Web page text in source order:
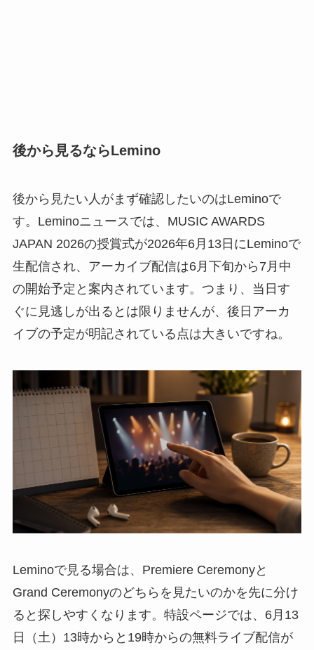
後から見るならLemino
後から見たい人がまず確認したいのはLeminoで
す。Leminoニュースでは、MUSIC AWARDS
JAPAN 2026の授賞式が2026年6月13日にLeminoで
生配信され、アーカイブ配信は6月下旬から7月中
の開始予定と案内されています。つまり、当日す
ぐに見逃しが出るとは限りませんが、後日アーカ
イブの予定が明記されている点は大きいですね。
Leminoで見る場合は、Premiere Ceremonyと
Grand Ceremonyのどちらを見たいのかを先に分け
ると探しやすくなります。特設ページでは、6月13
日（土）13時からと19時からの無料ライブ配信が